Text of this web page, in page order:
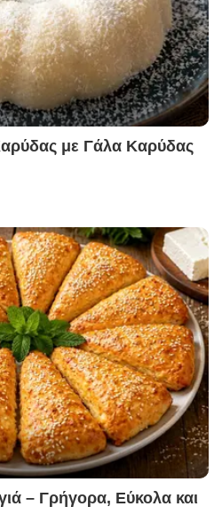
με Γάλα Καρύδας
– Γρήγορα, Εύκολα και